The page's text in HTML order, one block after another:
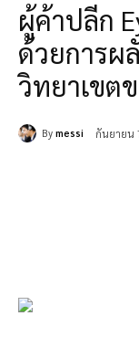
ผู้ค้าปลีก
ด้วยการผ
วิทยาเขต
By messi กันยายน